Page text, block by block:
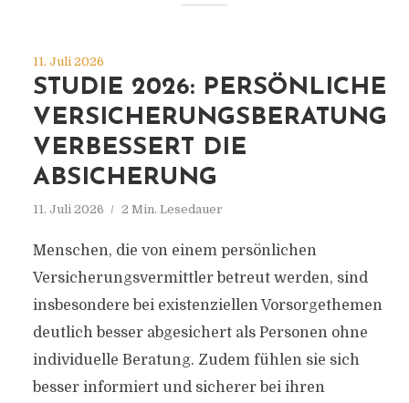
11. Juli 2026
STUDIE 2026: PERSÖNLICHE
VERSICHERUNGSBERATUNG
VERBESSERT DIE
ABSICHERUNG
11. Juli 2026 2 Min. Lesedauer
Menschen, die von einem persönlichen
Versicherungsvermittler betreut werden, sind
insbesondere bei existenziellen Vorsorgethemen
deutlich besser abgesichert als Personen ohne
individuelle Beratung. Zudem fühlen sie sich
besser informiert und sicherer bei ihren